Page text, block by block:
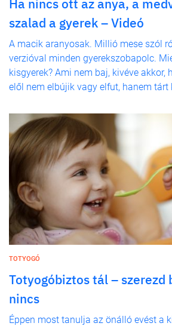
Ha nincs ott az anya, a
szalad a gyerek – Videó
A macik aranyosak. Millió mese szól
verzióval minden gyerekszobapolc.
kisgyerek? Ami nem baj, kivéve akkor,
elől nem elbújik vagy elfut, hanem tárt
TOTYOGÓ
Totyogóbiztos tál – szerezd
nincs
Éppen most tanulja az önálló evést a